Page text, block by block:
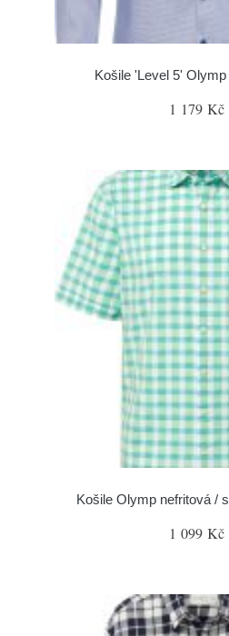
Košile 'Level 5'
1 179 Kč
Košile Olymp nefritová /
1 099 Kč